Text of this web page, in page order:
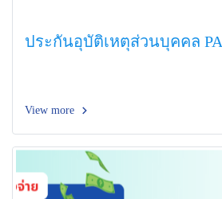
ประกันอุบัติเหตุส่วนบุคคล PA
View more